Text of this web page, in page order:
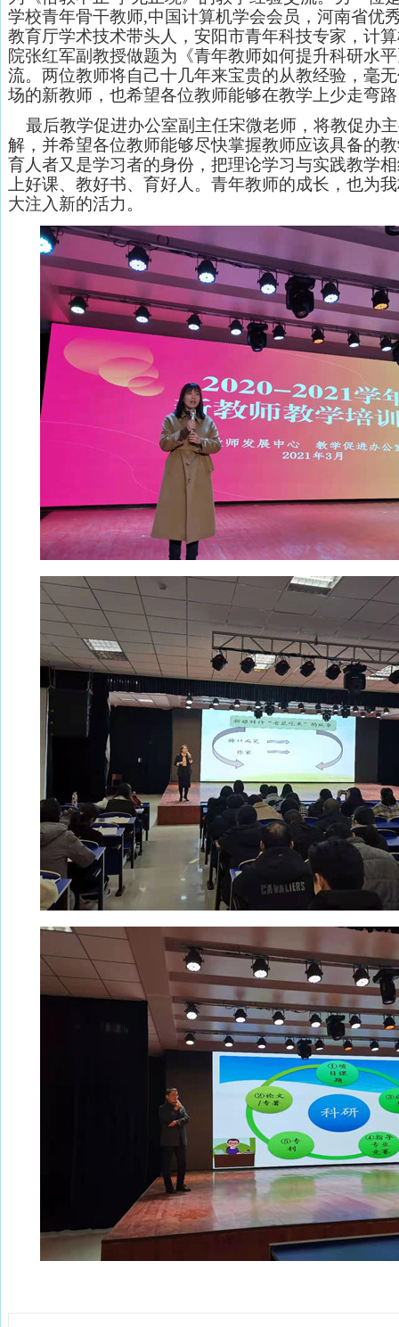
学校青年骨干教师,中国计算机学会会员，河南省优
教育厅学术技术带头人，安阳市青年科技专家，计
院张红军副教授做题为《青年教师如何提升科研水
流。两位教师将自己十几年来宝贵的从教经验，毫
场的新教师，也希望各位教师能够在教学上少走弯
最后教学促进办公室副主任宋微老师，将教促办
解，并希望各位教师能够尽快掌握教师应该具备的
育人者又是学习者的身份，把理论学习与实践教学
上好课、教好书、育好人。青年教师的成长，也为
大注入新的活力。